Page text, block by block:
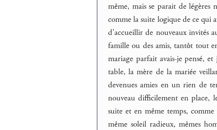
même, mais se parait de
comme la suite logique de ce qui
d’accueillir de nouveaux invités
famille ou des amis, tantôt tout
mariage parfait avais-je pensé,
table, la mère de la mariée
devenues amies en un rien de
nouveau difficilement en place,
suite et en même temps,
même soleil radieux, mêmes